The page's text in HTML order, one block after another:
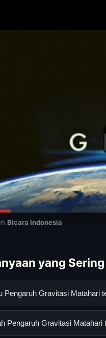
Bicara Indonesia
yang
Pengaruh Gravitasi Matahari
Gravitasi Matahari
Pengaruh Gravitasi